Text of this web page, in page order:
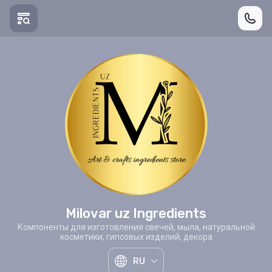
Milovar uz Ingredients
Компоненты для изготовления свечей, мыла, натуральной
косметики, гипсовых изделий, декора
RU